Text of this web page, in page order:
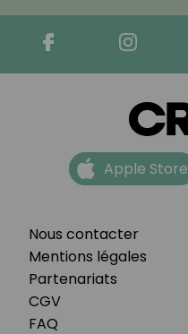
Nous contacter
Mentions légales
Partenariats
CGV
FAQ
Apple Store